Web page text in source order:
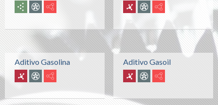
Aditivo Gasolina Aditivo Gasoil